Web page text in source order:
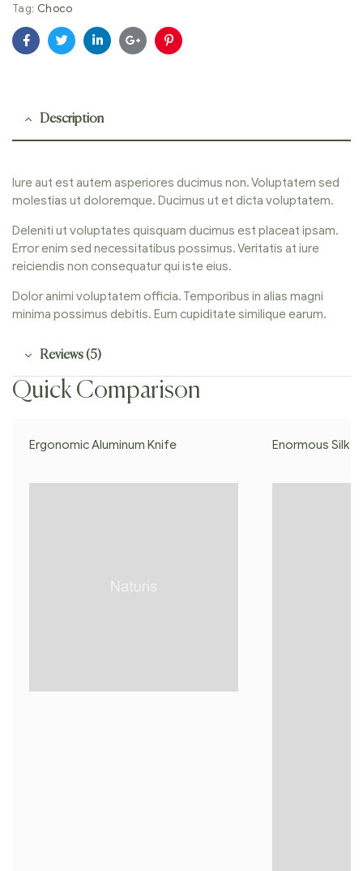
Tag: Choco
FacebookTwitterLinkedinGoogle+Pinterest
Description
Iure aut est autem asperiores ducimus non. Voluptatem sed
molestias ut doloremque. Ducimus ut et dicta voluptatem.
Deleniti ut voluptates quisquam ducimus est placeat ipsam.
Error enim sed necessitatibus possimus. Veritatis at iure
reiciendis non consequatur qui iste eius.
Dolor animi voluptatem officia. Temporibus in alias magni
minima possimus debitis. Eum cupiditate similique earum.
Reviews (5)
Quick Comparison
Ergonomic Aluminum Knife Enormous Silk